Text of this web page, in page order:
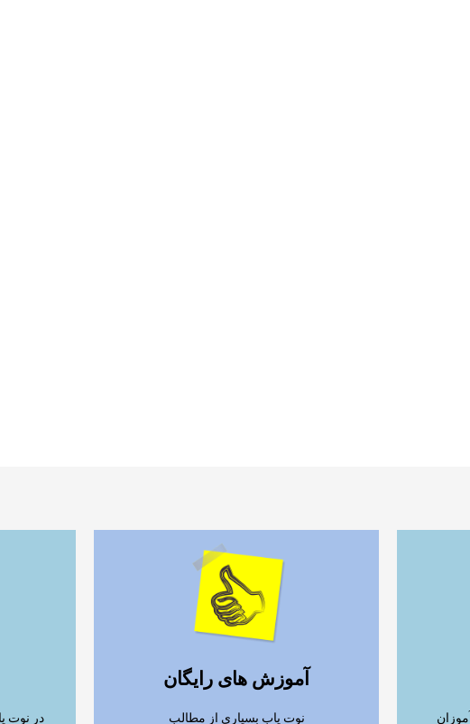
آموزش های رایگان
نوت یاب بسیاری از مطالب در نوت